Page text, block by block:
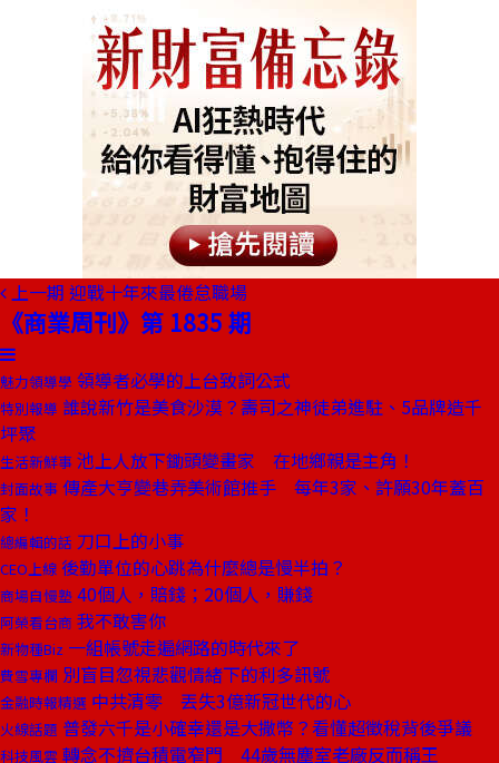
上一期 迎戰十年來最倦怠職場
《商業周刊》第 1835 期
魅力領導學 領導者必學的上台致詞公式
特別報導 誰說新竹是美食沙漠？壽司之神徒弟進駐、5品牌造千
坪聚
生活新鮮事 池上人放下鋤頭變畫家 在地鄉親是主角！
封面故事 傳產大亨變巷弄美術館推手 每年3家、許願30年蓋百
家！
總編輯的話 刀口上的小事
CEO上線 後勤單位的心跳為什麼總是慢半拍？
商場自慢塾 40個人，賠錢；20個人，賺錢
阿榮看台商 我不敢害你
新物種Biz 一組帳號走遍網路的時代來了
費雪專欄 別盲目忽視悲觀情緒下的利多訊號
金融時報精選 中共清零 丟失3億新冠世代的心
火線話題 普發六千是小確幸還是大撒幣？看懂超徵稅背後爭議
科技風雲 轉念不擠台積電窄門 44歲無塵室老廠反而稱王